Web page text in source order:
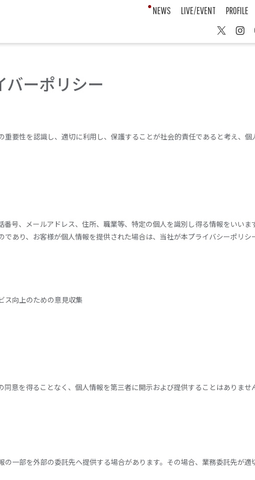
NEWS LIVE/EVENT PROFILE
バーポリシー
重要性を認識し、適切に利用し、保護することが社会的責任であると考え、個
号、メールアドレス、住所、職業等、特定の個人を識別し得る情報をいいま
あり、お客様が個人情報を提供された場合は、当社が本プライバシーポリシ
ス向上のための意見収集
意を得ることなく、個人情報を第三者に開示および提供することはありませ
一部を外部の委託先へ提供する場合があります。その場合、業務委託先が適